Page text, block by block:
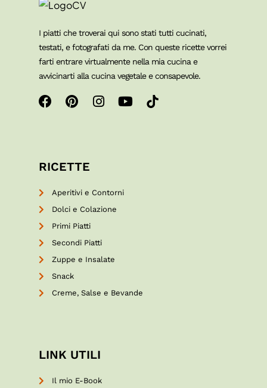
I piatti che troverai qui sono stati tutti cucinati,
testati, e fotografati da me. Con queste ricette vorrei
farti entrare virtualmente nella mia cucina e
avvicinarti alla cucina vegetale e consapevole.
RICETTE
Aperitivi e Contorni
Dolci e Colazione
Primi Piatti
Secondi Piatti
Zuppe e Insalate
Snack
Creme, Salse e Bevande
LINK UTILI
Il mio E-Book